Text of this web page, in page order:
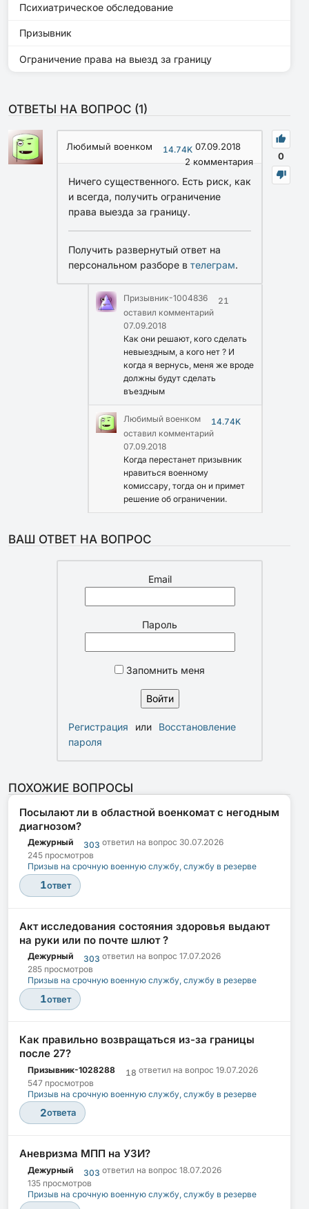
Психиатрическое обследование
Призывник
Ограничение права на выезд за границу
ОТВЕТЫ НА ВОПРОС (1)
0
Любимый военком 14.74K 07.09.2018
2комментария
Ничего существенного. Есть риск, как
и всегда, получить ограничение
права выезда за границу.
Получить развернутый ответ на
персональном разборе в телеграм.
Призывник-1004836
21
оставил комментарий
07.09.2018
Как они решают, кого сделать
невыездным, а кого нет ? И
когда я вернусь, меня же вроде
должны будут сделать
въездным
Любимый военком
14.74K
оставил комментарий
07.09.2018
Когда перестанет призывник
нравиться военному
комиссару, тогда он и примет
решение об ограничении.
ВАШ ОТВЕТ НА ВОПРОС
Email
Пароль
Запомнить меня
Регистрация или
Восстановление
пароля
ПОХОЖИЕ ВОПРОСЫ
Посылают ли в областной военкомат с негодным
диагнозом?
Дежурный 303 ответил на вопрос 30.07.2026
245 просмотров
Призыв на срочную военную службу, службу в резерве
1ответ
Акт исследования состояния здоровья выдают
на руки или по почте шлют ?
Дежурный 303 ответил на вопрос 17.07.2026
285 просмотров
Призыв на срочную военную службу, службу в резерве
1ответ
Как правильно возвращаться из-за границы
после 27?
Призывник-1028288 18 ответил на вопрос 19.07.2026
547 просмотров
Призыв на срочную военную службу, службу в резерве
2ответа
Аневризма МПП на УЗИ?
Дежурный 303 ответил на вопрос 18.07.2026
135 просмотров
Призыв на срочную военную службу, службу в резерве